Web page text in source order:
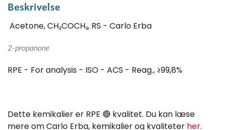
Beskrivelse
Acetone, CH₃COCH₃, RS - Carlo Erba
2-propanone
RPE - For analysis - ISO - ACS - Reag., ≥99,8%
Dette kemikalier er RPE 🔴 kvalitet. Du kan læse
mere om Carlo Erba, kemikalier og kvaliteter her.